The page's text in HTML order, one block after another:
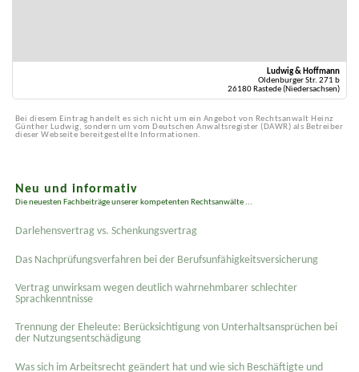
Ludwig & Hoffmann
Oldenburger Str. 271 b
26180 Rastede (Niedersachsen)
Bei diesem Eintrag handelt es sich nicht um ein Angebot von Rechtsanwalt Heinz
Günther Ludwig, sondern um vom Deutschen Anwaltsregister (DAWR) als Betreiber
dieser Webseite bereitgestellte Informationen.
Neu und informativ
Die neuesten Fachbeiträge unserer kompetenten Rechtsanwälte ...
Darlehensvertrag vs. Schenkungsvertrag
Das Nachprüfungsverfahren bei der Berufsunfähigkeitsversicherung
Vertrag unwirksam wegen deutlich wahrnehmbarer schlechter
Sprachkenntnisse
Trennung der Eheleute: Berücksichtigung von Unterhaltsansprüchen bei
der Nutzungsentschädigung
Was sich im Arbeitsrecht geändert hat und wie sich Beschäftigte und